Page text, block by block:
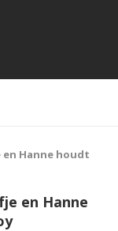
Hanne houdt
en Hanne